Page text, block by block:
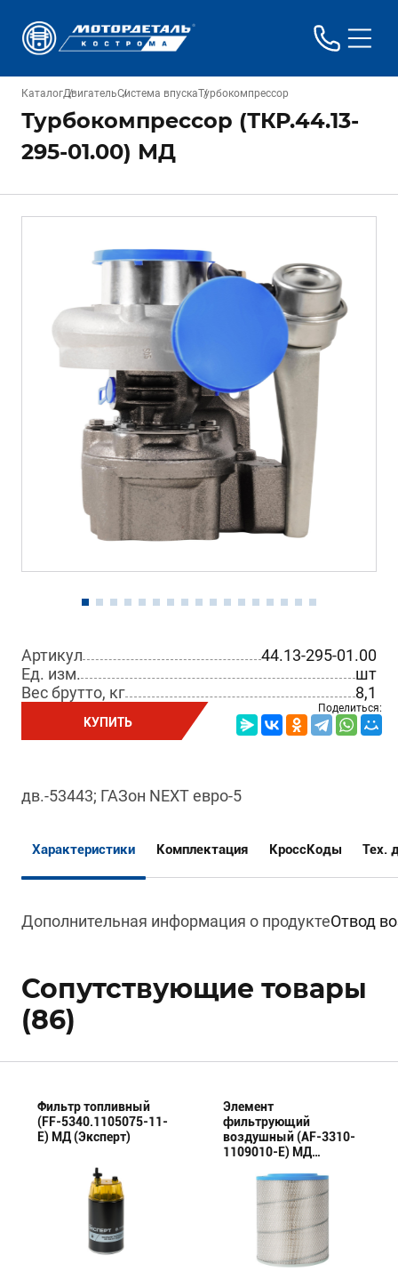
КаталогДвигательСистема впускаТурбокомпрессор
Турбокомпрессор (ТКР.44.13-
295-01.00) МД
Артикул
44.13-295-01.00
Ед. изм.
шт
Вес брутто, кг
8,1
КУПИТЬ
Поделиться:
дв.-53443; ГАЗон NEXT евро-5
Характеристики Комплектация КроссКоды Тех.
Дополнительная информация о продуктеОтвод
Сопутствующие товары
(86)
Фильтр топливный
(FF-5340.1105075-11-
E) МД (Эксперт)
Элемент
фильтрующий
воздушный (AF-3310-
1109010-E) МД